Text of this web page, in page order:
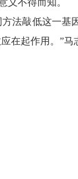
义不得而知。
法敲低这一基
在起作用。”马